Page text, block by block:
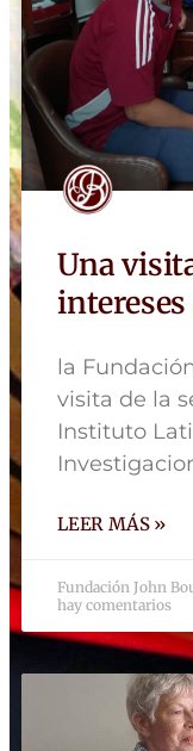
Una
la
visita de la
Instituto
LEER MÁS »
Fundación John
hay comentarios